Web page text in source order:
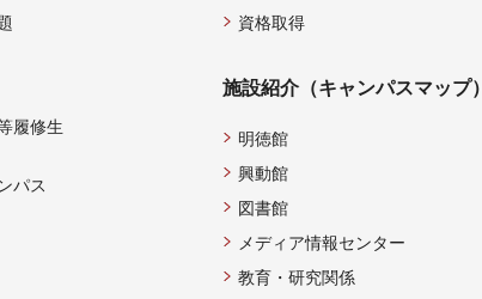
履修生
パス
資格取得
施設紹介（キャンパスマップ）
明徳館
興動館
図書館
メディア情報センター
教育・研究関係